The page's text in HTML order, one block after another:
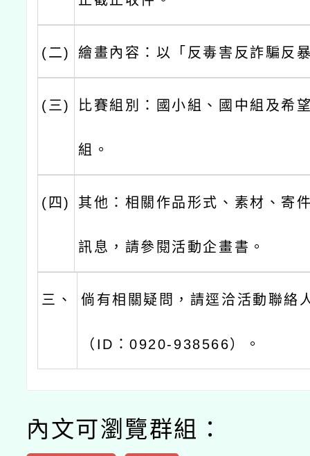
(二) 繪畫內容：以「反毒害反詐騙反
(三) 比賽組別：國小組、國中組及希
組。
(四) 其他：相關作品形式、素材、寄
訊息，請參閱活動企畫書。
三、 倘有相關疑問，請逕洽活動聯絡
（ID：0920-938566）。
內文可瀏覽群組：